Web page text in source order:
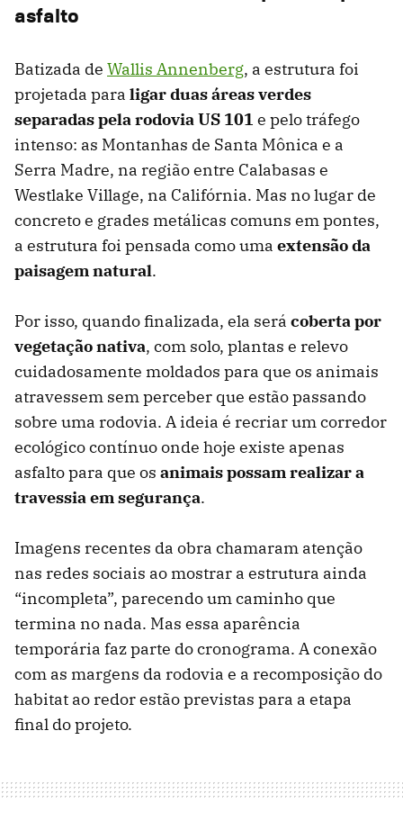
asfalto
Batizada de Wallis Annenberg, a estrutura foi
projetada para ligar duas áreas verdes
separadas pela rodovia US 101 e pelo tráfego
intenso: as Montanhas de Santa Mônica e a
Serra Madre, na região entre Calabasas e
Westlake Village, na Califórnia. Mas no lugar de
concreto e grades metálicas comuns em pontes,
a estrutura foi pensada como uma extensão da
paisagem natural.
Por isso, quando finalizada, ela será coberta por
vegetação nativa, com solo, plantas e relevo
cuidadosamente moldados para que os animais
atravessem sem perceber que estão passando
sobre uma rodovia. A ideia é recriar um corredor
ecológico contínuo onde hoje existe apenas
asfalto para que os animais possam realizar a
travessia em segurança.
Imagens recentes da obra chamaram atenção
nas redes sociais ao mostrar a estrutura ainda
“incompleta”, parecendo um caminho que
termina no nada. Mas essa aparência
temporária faz parte do cronograma. A conexão
com as margens da rodovia e a recomposição do
habitat ao redor estão previstas para a etapa
final do projeto.